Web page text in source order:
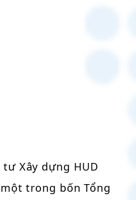
Xây dựng HUD
trong bốn Tổng